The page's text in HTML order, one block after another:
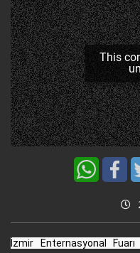
İzmir Enternasyonal